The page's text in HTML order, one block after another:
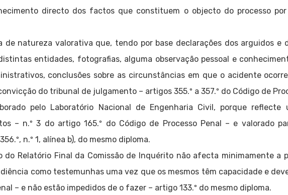
directo dos factos que constituem o objecto do processo
natureza valorativa que, tendo por base declarações dos arguidos e
entidades, fotografias, alguma observação pessoal e
conclusões sobre as circunstâncias em que o acidente
do tribunal de julgamento – artigos 355.º a 357.º do Código de
pelo Laboratório Nacional de Engenharia Civil, porque reflecte
– n.º 3 do artigo 165.º do Código de Processo Penal – e valorado
n.º 1, alínea b), do mesmo diploma.
Relatório Final da Comissão de Inquérito não afecta minimamente a
como testemunhas uma vez que os mesmos têm capacidade e
– e não estão impedidos de o fazer – artigo 133.º do mesmo diploma.